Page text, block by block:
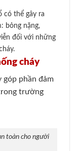
có thể gây ra
bỏng nặng,
đối với những
cháy
góp phần đảm
trường
toàn cho người